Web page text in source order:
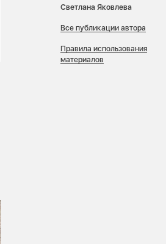
Светлана Яковлева
Все публикации автора
Правила использования
материалов